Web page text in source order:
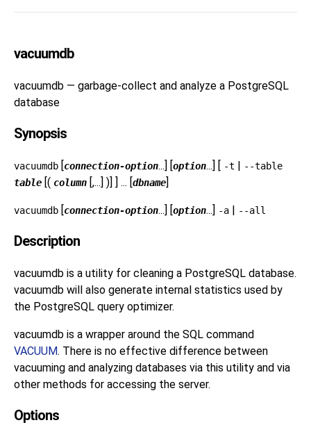
vacuumdb
vacuumdb — garbage-collect and analyze a PostgreSQL
database
Synopsis
vacuumdb [connection-option...] [option...] [ -t | --table
table [( column [,...] )] ] ... [dbname]
vacuumdb [connection-option...] [option...] -a | --all
Description
vacuumdb is a utility for cleaning a PostgreSQL database.
vacuumdb will also generate internal statistics used by
the PostgreSQL query optimizer.
vacuumdb is a wrapper around the SQL command
VACUUM. There is no effective difference between
vacuuming and analyzing databases via this utility and via
other methods for accessing the server.
Options